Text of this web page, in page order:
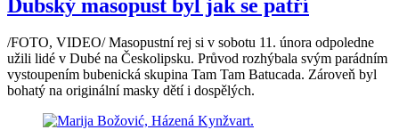
Dubský masopust byl jak se patří
/FOTO, VIDEO/ Masopustní rej si v sobotu 11. února odpoledne
užili lidé v Dubé na Českolipsku. Průvod rozhýbala svým parádním
vystoupením bubenická skupina Tam Tam Batucada. Zároveň byl
bohatý na originální masky dětí i dospělých.